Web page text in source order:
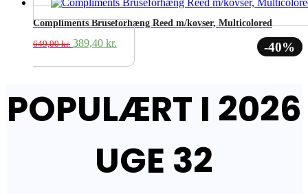
pris
var:
649,00 kr..
pris
er:
389,40 kr..
Compliments Bruseforhæng Reed m/kovser, Multicolored
649,00kr. Den
pris
389,40 kr.
pris
-40%
POPULÆRT I 2026
UGE 32